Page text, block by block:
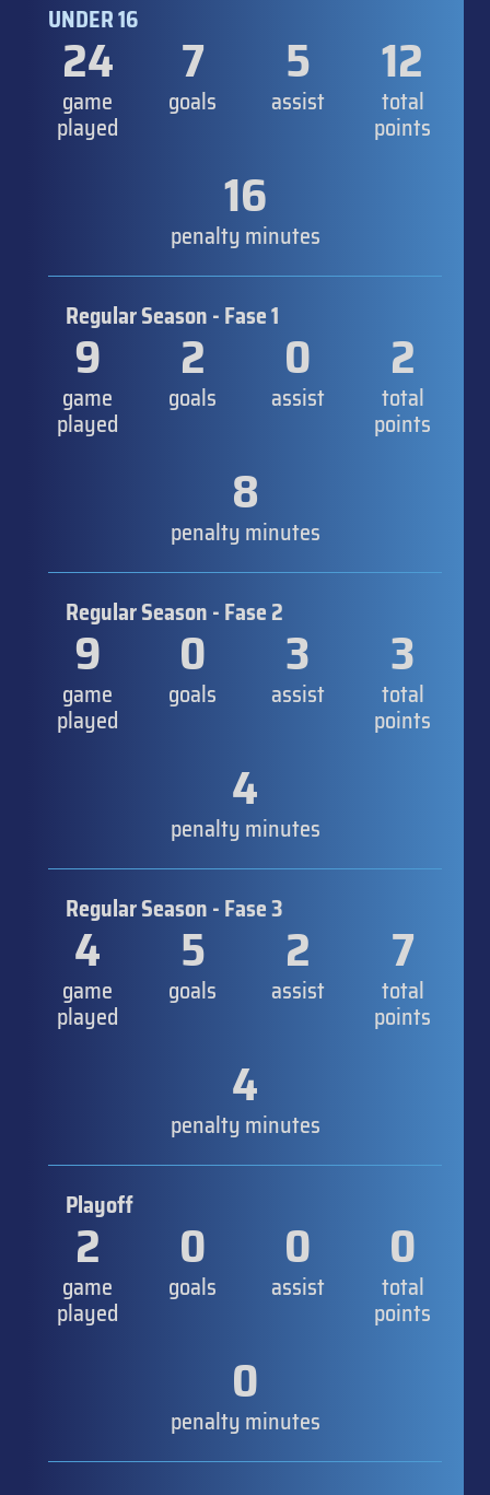
UNDER 16
24
game
played
7
goals
5
assist
12
total
points
16
penalty minutes
Regular Season - Fase 1
9
game
played
2
goals
0
assist
2
total
points
8
penalty minutes
Regular Season - Fase 2
9
game
played
0
goals
3
assist
3
total
points
4
penalty minutes
Regular Season - Fase 3
4
game
played
5
goals
2
assist
7
total
points
4
penalty minutes
Playoff
2
game
played
0
goals
0
assist
0
total
points
0
penalty minutes